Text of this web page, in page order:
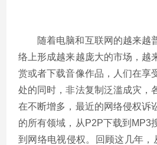
随着电脑和互联网的越来越
络上形成越来越庞大的市场，越
赏或者下载音像作品，人们在享
处的同时，非法复制泛滥成灾，
在不断增多，最近的网络侵权诉
的所有领域，从P2P下载到MP3
到网络电视侵权。回顾这几年，